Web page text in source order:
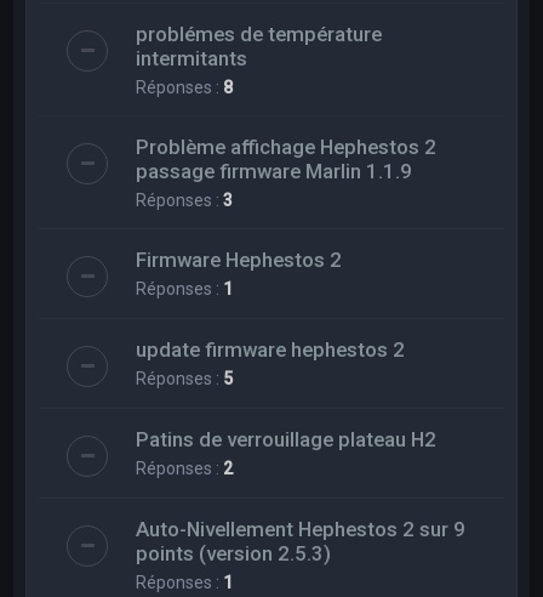
problémes de température
intermitants
Réponses : 8
Problème affichage Hephestos 2
passage firmware Marlin 1.1.9
Réponses :3
Firmware Hephestos 2
Réponses : 1
update firmware hephestos 2
Réponses : 5
Patins de verrouillage plateau H2
Réponses : 2
Auto-Nivellement Hephestos 2 sur 9
points (version 2.5.3)
Réponses : 1